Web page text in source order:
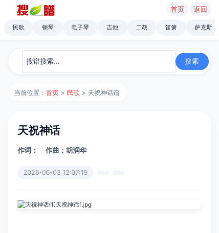
首页 返回
民歌 钢琴 电子琴 吉他 二胡 笛箫 萨克斯
当前位置：首页 > 民歌 > 天祝神话谱
天祝神话
作词： 作曲：胡润华
2026-06-03 12:07:19